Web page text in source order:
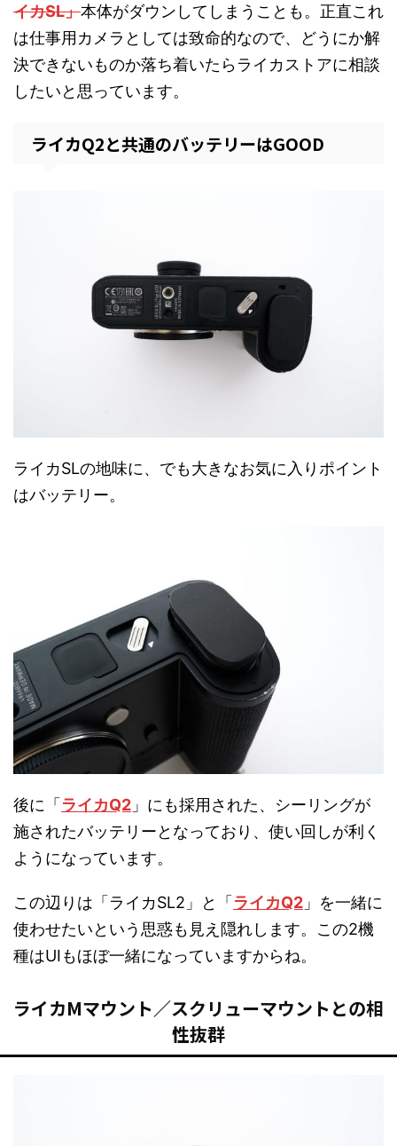
イカSL」本体がダウンしてしまうことも。正直これ
は仕事用カメラとしては致命的なので、どうにか解
決できないものか落ち着いたらライカストアに相談
したいと思っています。
ライカQ2と共通のバッテリーはGOOD
ライカSLの地味に、でも大きなお気に入りポイント
はバッテリー。
後に「ライカQ2 」にも採用された、シーリングが
施されたバッテリーとなっており、使い回しが利く
ようになっています。
この辺りは「ライカSL2」と「ライカQ2 」を一緒に
使わせたいという思惑も見え隠れします。この2機
種はUIもほぼ一緒になっていますからね。
ライカMマウント／スクリューマウントとの相
性抜群